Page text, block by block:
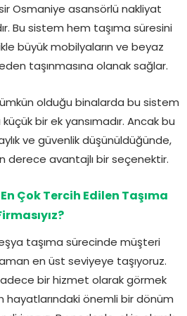
Osmaniye asansörlü nakliyat
Bu sistem hem taşıma süresini
büyük mobilyaların ve beyaz
taşınmasına olanak sağlar.
olduğu binalarda bu sistem
bir ek yansımadır. Ancak bu
ve güvenlik düşünüldüğünde,
derece avantajlı bir seçenektir.
Çok Tercih Edilen Taşıma
taşıma sürecinde müşteri
en üst seviyeye taşıyoruz.
bir hizmet olarak görmek
hayatlarındaki önemli bir dönüm